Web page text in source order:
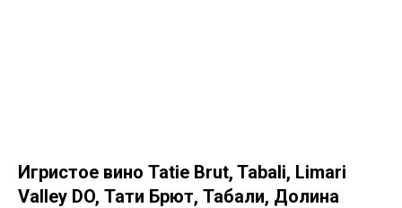
Игристое вино Tatie Brut, Tabali, Limari
Valley DO, Тати Брют, Табали, Долина